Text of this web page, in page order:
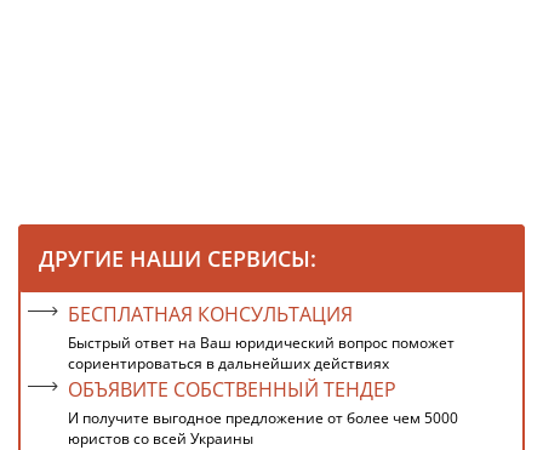
ДРУГИЕ НАШИ СЕРВИСЫ:
БЕСПЛАТНАЯ КОНСУЛЬТАЦИЯ
Быстрый ответ на Ваш юридический вопрос поможет
сориентироваться в дальнейших действиях
ОБЪЯВИТЕ СОБСТВЕННЫЙ ТЕНДЕР
И получите выгодное предложение от более чем 5000
юристов со всей Украины